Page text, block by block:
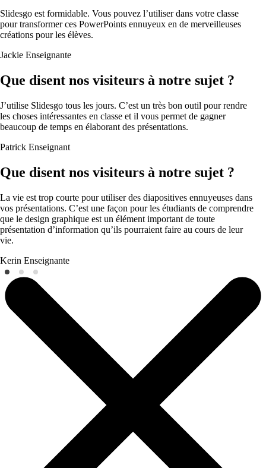
Slidesgo est formidable. Vous pouvez l’utiliser dans votre classe
pour transformer ces PowerPoints ennuyeux en de merveilleuses
créations pour les élèves.
Jackie Enseignante
Que disent nos visiteurs à notre sujet ?
J’utilise Slidesgo tous les jours. C’est un très bon outil pour rendre
les choses intéressantes en classe et il vous permet de gagner
beaucoup de temps en élaborant des présentations.
Patrick Enseignant
Que disent nos visiteurs à notre sujet ?
La vie est trop courte pour utiliser des diapositives ennuyeuses dans
vos présentations. C’est une façon pour les étudiants de comprendre
que le design graphique est un élément important de toute
présentation d’information qu’ils pourraient faire au cours de leur
vie.
Kerin Enseignante